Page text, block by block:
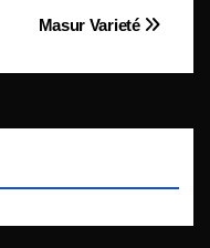
Masur Varieté